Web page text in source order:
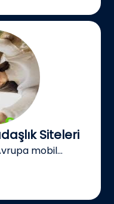
Siteleri
mobil...